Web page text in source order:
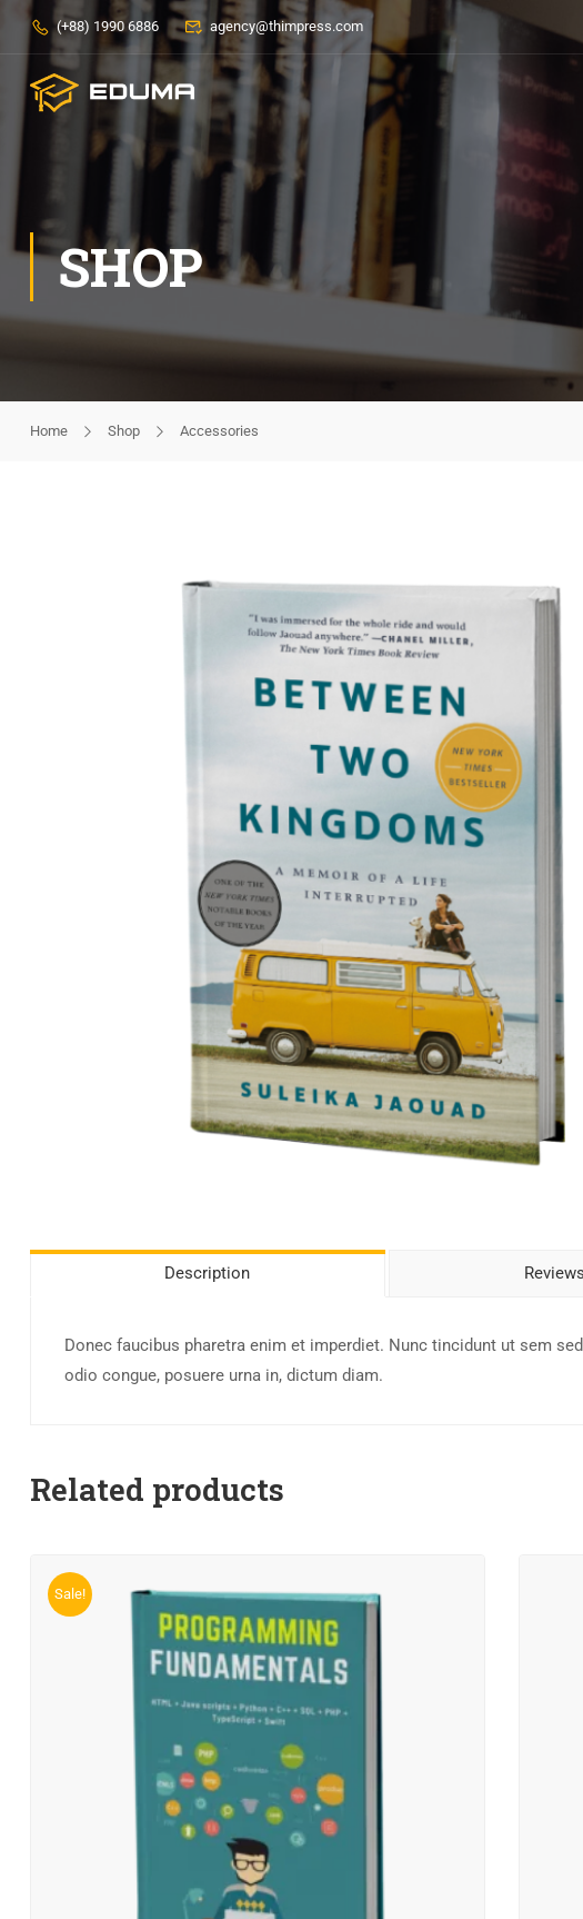
(+88) 1990 6886 agency@thimpress.com
SHOP
Home Shop Accessories
Description
Donec faucibus pharetra enim et imperdiet. Nunc tincidunt ut sem
odio congue, posuere urna in, dictum diam.
Related products
Sale!